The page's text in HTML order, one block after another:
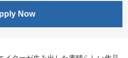
Now